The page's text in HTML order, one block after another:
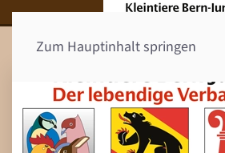
Zum Hauptinhalt springen